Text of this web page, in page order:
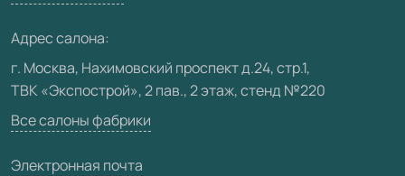
Карта сайта
Адрес салона:
г. Москва, Нахимовский проспект д.24, стр.1,
ТВК «Экспострой», 2 пав., 2 этаж, стенд №220
Все салоны фабрики
Электронная почта